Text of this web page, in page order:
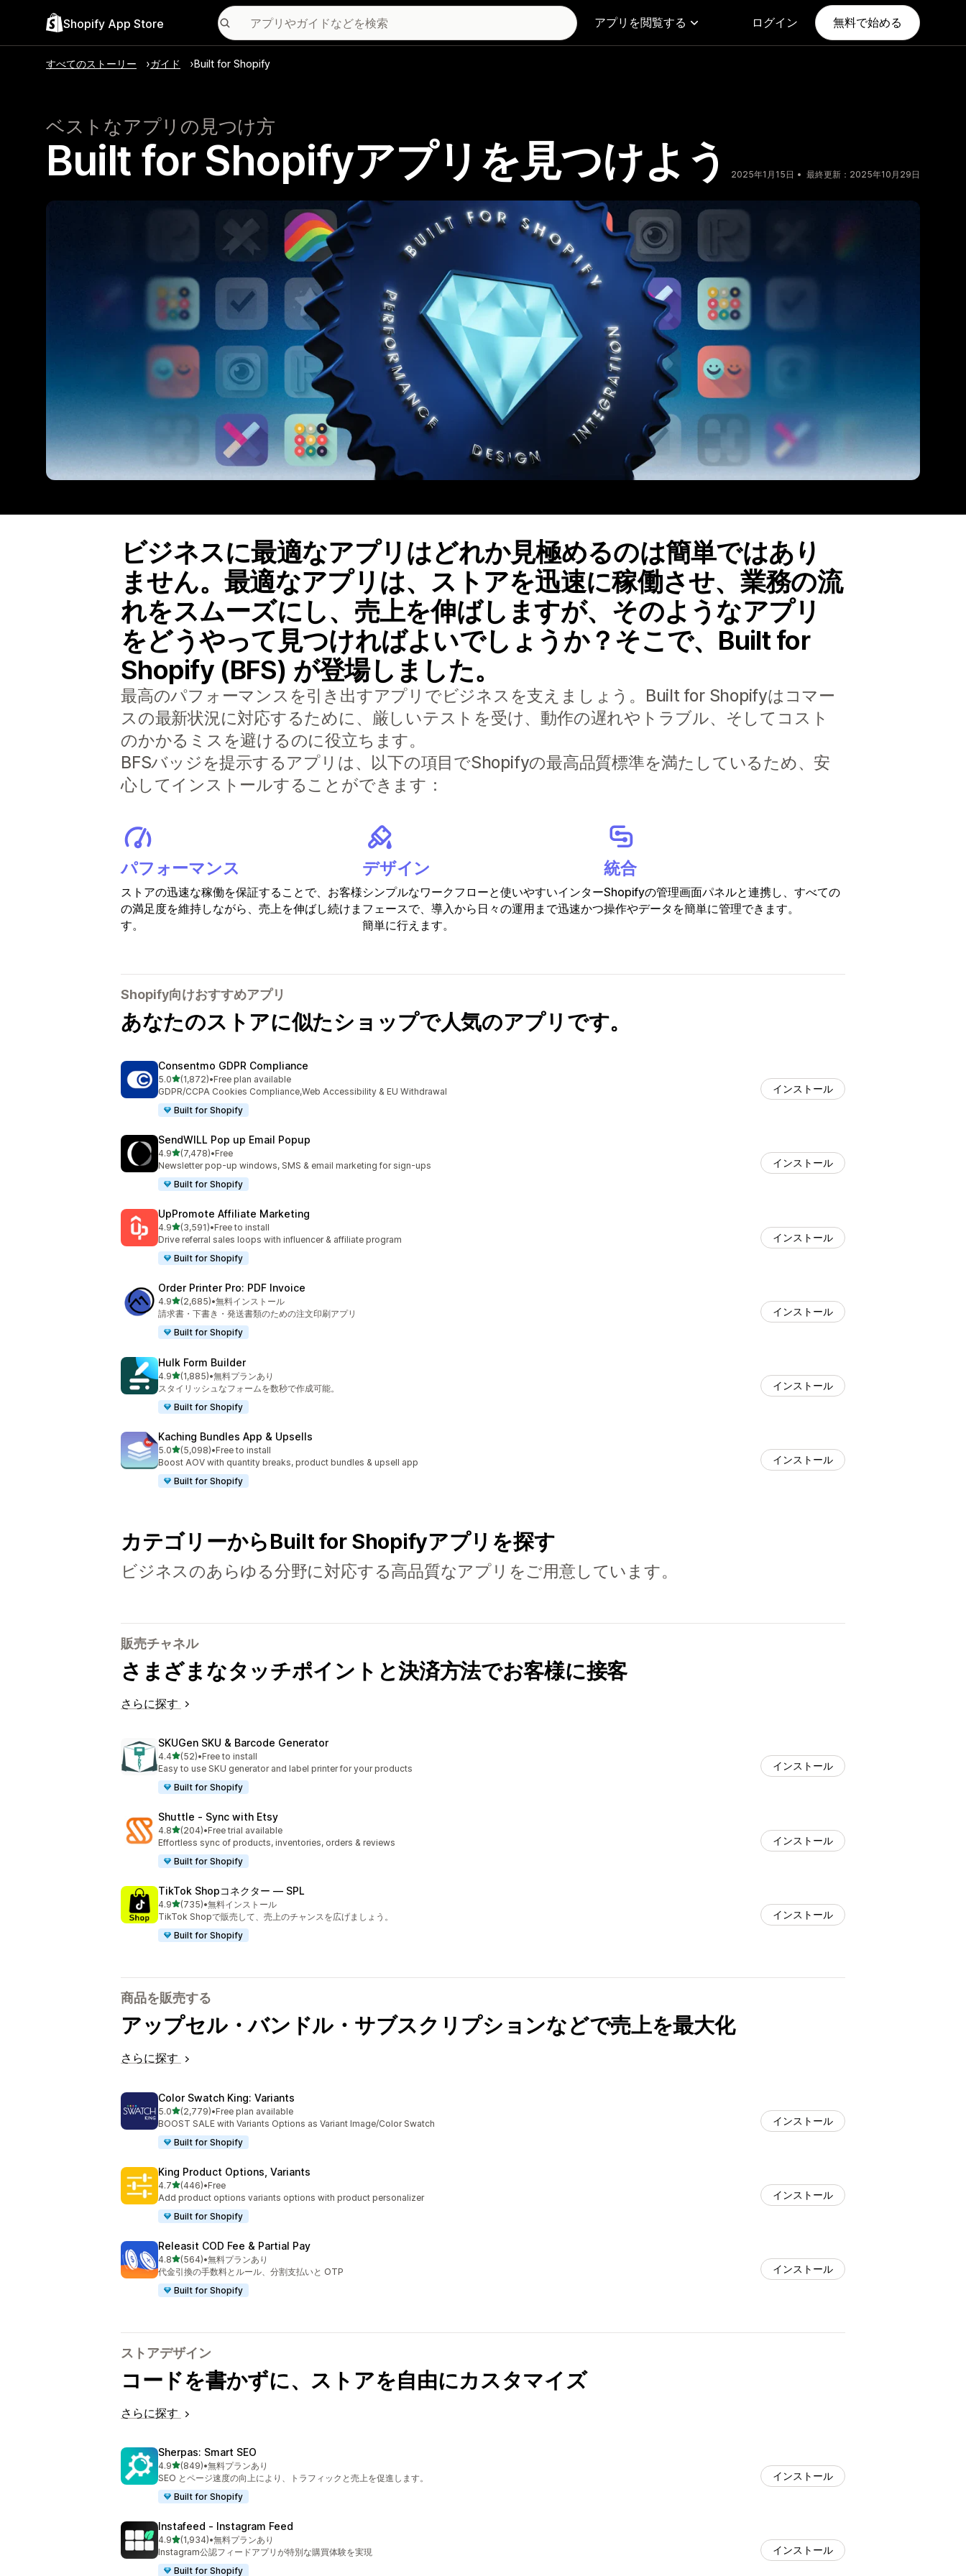
Shopify App Store アプリを閲覧する ログイン 無料で始める
すべてのストーリー ガイド Built for Shopify
ベストなアプリの見つけ方
Built for Shopifyアプリを見つけよう 2025年1月15日 最終更新：2025年10月29日
ビジネスに最適なアプリはどれか見極めるのは簡単ではあり
ません。最適なアプリは、ストアを迅速に稼働させ、業務の流
れをスムーズにし、売上を伸ばしますが、そのようなアプリ
をどうやって見つければよいでしょうか？そこで、Built for
Shopify (BFS) が登場しました。
最高のパフォーマンスを引き出すアプリでビジネスを支えましょう。Built for Shopifyはコマー
スの最新状況に対応するために、厳しいテストを受け、動作の遅れやトラブル、そしてコスト
のかかるミスを避けるのに役立ちます。
BFSバッジを提示するアプリは、以下の項目でShopifyの最高品質標準を満たしているため、安
心してインストールすることができます：
パフォーマンス
ストアの迅速な稼働を保証することで、お客様
の満足度を維持しながら、売上を伸ばし続けま
す。
デザイン
シンプルなワークフローと使いやすいインター
フェースで、導入から日々の運用まで迅速かつ
簡単に行えます。
統合
Shopifyの管理画面パネルと連携し、すべての
操作やデータを簡単に管理できます。
Shopify向けおすすめアプリ
あなたのストアに似たショップで人気のアプリです。
Consentmo GDPR Compliance
5.05つ星中
(1,872)
合計レビュー数：1872件
•Free plan available
GDPR/CCPA Cookies Compliance,Web Accessibility & EU Withdrawal
Built for Shopify
インストール
SendWILL Pop up Email Popup
4.95つ星中
(7,478)
合計レビュー数：7478件
•Free
Newsletter pop-up windows, SMS & email marketing for sign-ups
Built for Shopify
インストール
UpPromote Affiliate Marketing
4.95つ星中
(3,591)
合計レビュー数：3591件
•Free to install
Drive referral sales loops with influencer & affiliate program
Built for Shopify
インストール
Order Printer Pro: PDF Invoice
4.95つ星中
(2,685)
合計レビュー数：2685件
•無料インストール
請求書・下書き・発送書類のための注文印刷アプリ
Built for Shopify
インストール
Hulk Form Builder
4.95つ星中
(1,885)
合計レビュー数：1885件
•無料プランあり
スタイリッシュなフォームを数秒で作成可能。
Built for Shopify
インストール
Kaching Bundles App & Upsells
5.05つ星中
(5,098)
合計レビュー数：5098件
•Free to install
Boost AOV with quantity breaks, product bundles & upsell app
Built for Shopify
インストール
カテゴリーからBuilt for Shopifyアプリを探す
ビジネスのあらゆる分野に対応する高品質なアプリをご用意しています。
販売チャネル
さまざまなタッチポイントと決済方法でお客様に接客
さらに探す
SKUGen SKU & Barcode Generator
4.45つ星中
(52)
合計レビュー数：52件
•Free to install
Easy to use SKU generator and label printer for your products
Built for Shopify
インストール
Shuttle ‑ Sync with Etsy
4.85つ星中
(204)
合計レビュー数：204件
•Free trial available
Effortless sync of products, inventories, orders & reviews
Built for Shopify
インストール
TikTok Shopコネクター — SPL
4.95つ星中
(735)
合計レビュー数：735件
•無料インストール
TikTok Shopで販売して、売上のチャンスを広げましょう。
Built for Shopify
インストール
商品を販売する
アップセル・バンドル・サブスクリプションなどで売上を最大化
さらに探す
Color Swatch King: Variants
5.05つ星中
(2,779)
合計レビュー数：2779件
•Free plan available
BOOST SALE with Variants Options as Variant Image/Color Swatch
Built for Shopify
インストール
King Product Options, Variants
4.75つ星中
(446)
合計レビュー数：446件
•Free
Add product options variants options with product personalizer
Built for Shopify
インストール
Releasit COD Fee & Partial Pay
4.85つ星中
(564)
合計レビュー数：564件
•無料プランあり
代金引換の手数料とルール、分割支払いと OTP
Built for Shopify
インストール
ストアデザイン
コードを書かずに、ストアを自由にカスタマイズ
さらに探す
Sherpas: Smart SEO
4.95つ星中
(849)
合計レビュー数：849件
•無料プランあり
SEO とページ速度の向上により、トラフィックと売上を促進します。
Built for Shopify
インストール
Instafeed ‑ Instagram Feed
4.95つ星中
(1,934)
合計レビュー数：1934件
•無料プランあり
Instagram公認フィードアプリが特別な購買体験を実現
Built for Shopify
インストール